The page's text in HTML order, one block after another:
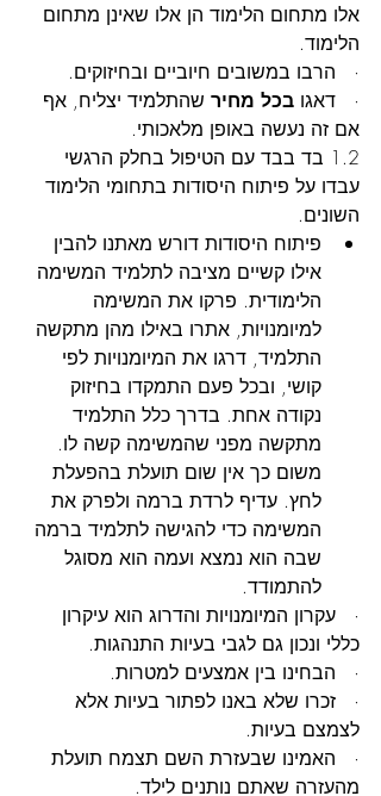
אלו מתחום הלימוד הן אלו שאינן מתחום
הלימוד.
·   הרבו במשובים חיוביים ובחיזוקים.
·   דאגו בכל מחיר שהתלמיד יצליח, אף
אם זה נעשה באופן מלאכותי.
1.2 בד בבד עם הטיפול בחלק הרגשי
עבדו על פיתוח היסודות בתחומי הלימוד
השונים.
פיתוח היסודות דורש מאתנו להבין
אילו קשיים מציבה לתלמיד המשימה
הלימודית. פרקו את המשימה
למיומנויות, אתרו באילו מהן מתקשה
התלמיד, דרגו את המיומנויות לפי
קושי, ובכל פעם התמקדו בחיזוק
נקודה אחת. בדרך כלל התלמיד
מתקשה מפני שהמשימה קשה לו.
משום כך אין שום תועלת בהפעלת
לחץ. עדיף לרדת ברמה ולפרק את
המשימה כדי להגישה לתלמיד ברמה
שבה הוא נמצא ועמה הוא מסוגל
להתמודד.
·   עקרון המיומנויות והדרוג הוא עיקרון
כללי ונכון גם לגבי בעיות התנהגות.
·   הבחינו בין אמצעים למטרות.
·   זכרו שלא באנו לפתור בעיות אלא
לצמצם בעיות.
·   האמינו שבעזרת השם תצמח תועלת
מהעזרה שאתם נותנים לילד.